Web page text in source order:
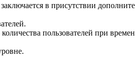
в присутствии
пользователей при